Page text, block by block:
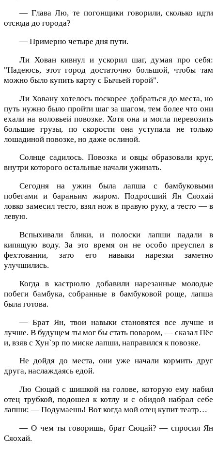
— Глава Лю, те погонщики говорили, сколько идти
отсюда до города?
— Примерно четыре дня пути.
Ли Хован кивнул и ускорил шаг, думая про себя:
"Надеюсь, этот город достаточно большой, чтобы там
можно было купить карту с Бычьей горой".
Ли Ховану хотелось поскорее добраться до места, но
путь нужно было пройти шаг за шагом, тем более что они
ехали на воловьей повозке. Хотя она и могла перевозить
большие грузы, по скорости она уступала не только
лошадиной повозке, но даже ослиной.
Солнце садилось. Повозка и овцы образовали круг,
внутри которого остальные начали ужинать.
Сегодня на ужин была лапша с бамбуковыми
побегами и бараньим жиром. Подросший Ян Сяохай
ловко замесил тесто, взял нож в правую руку, а тесто — в
левую.
Вспыхивали блики, и полоски лапши падали в
кипящую воду. За это время он не особо преуспел в
фехтовании, зато его навыки нарезки заметно
улучшились.
Когда в кастрюлю добавили нарезанные молодые
побеги бамбука, собранные в бамбуковой роще, лапша
была готова.
— Брат Ян, твои навыки становятся все лучше и
лучше. В будущем ты мог бы стать поваром, — сказал Пёс
и, взяв с Хун`эр по миске лапши, направился к повозке.
Не дойдя до места, они уже начали кормить друг
друга, наслаждаясь едой.
Лю Сюцай с шишкой на голове, которую ему набил
отец трубкой, подошел к котлу и с обидой набрал себе
лапши: — Подумаешь! Вот когда мой отец купит театр…
— О чем ты говоришь, брат Сюцай? — спросил Ян
Сяохай.